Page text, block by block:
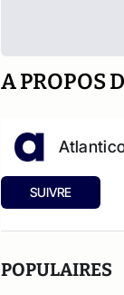
A PROPOS
SUIVRE
POPULAIRES